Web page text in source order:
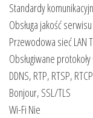
Standardy
Obsługa jakość
Przewodowa sieć LAN
Obsługiwane
DDNS, RTP, RTSP,
Bonjour, SSL/TLS
Wi-Fi Nie